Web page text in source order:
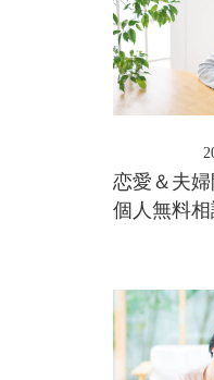
恋愛＆夫
個人無料相